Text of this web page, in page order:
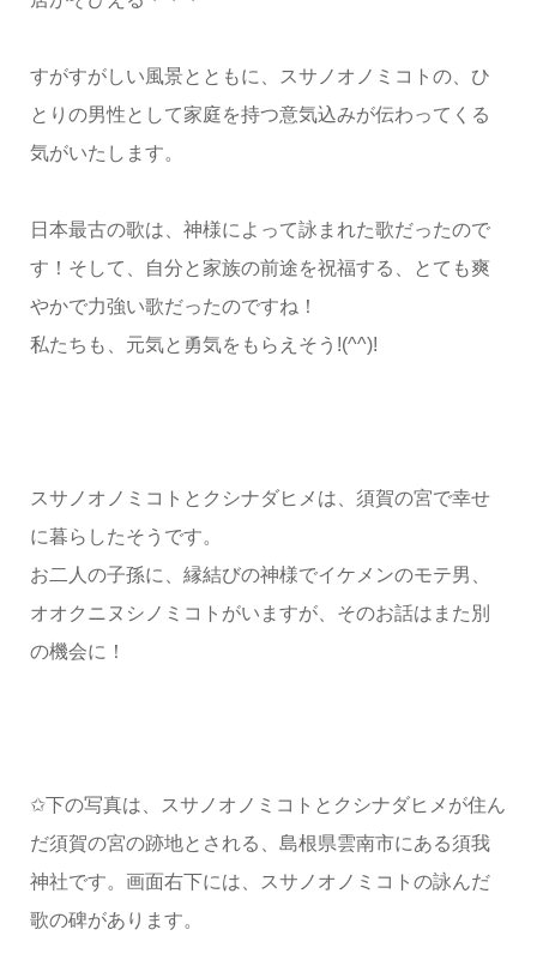
すがすがしい風景とともに、スサノオノミコトの、ひ
とりの男性として家庭を持つ意気込みが伝わってくる
気がいたします。
日本最古の歌は、神様によって詠まれた歌だったので
す！そして、自分と家族の前途を祝福する、とても爽
やかで力強い歌だったのですね！
私たちも、元気と勇気をもらえそう!(^^)!
スサノオノミコトとクシナダヒメは、須賀の宮で幸せ
に暮らしたそうです。
お二人の子孫に、縁結びの神様でイケメンのモテ男、
オオクニヌシノミコトがいますが、そのお話はまた別
の機会に！
✩下の写真は、スサノオノミコトとクシナダヒメが住ん
だ須賀の宮の跡地とされる、島根県雲南市にある須我
神社です。画面右下には、スサノオノミコトの詠んだ
歌の碑があります。